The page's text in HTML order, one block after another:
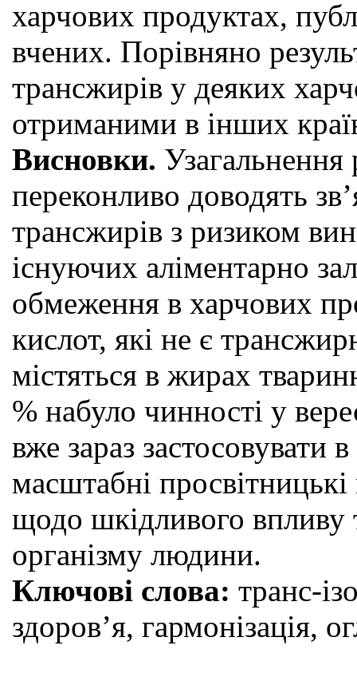
харчових продуктах,
вчених. Порівняно
трансжирів у деяких
отриманими в інших
Висновки. Узагальнення
переконливо доводять
трансжирів з ризиком
існуючих аліментарно
обмеження в харчових
кислот, які не є
містяться в жирах
% набуло чинності у
вже зараз застосовувати
масштабні просвітницькі
щодо шкідливого впливу
організму людини.
Ключові слова: транс-
здоров’я, гармонізація,